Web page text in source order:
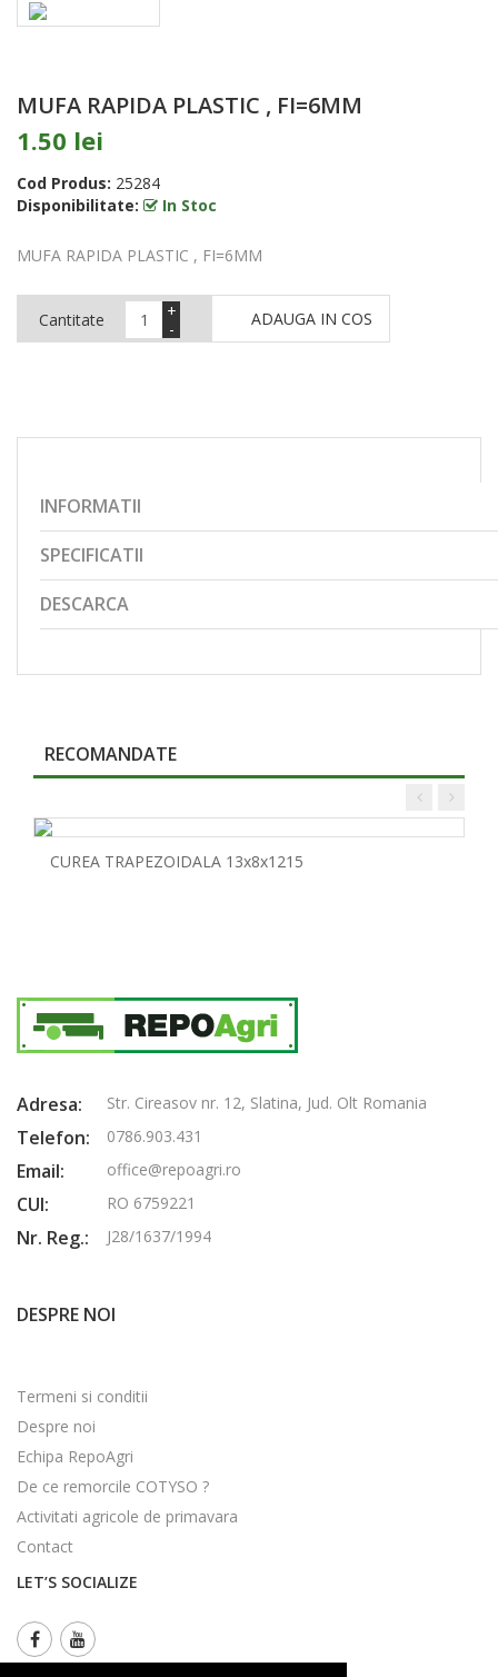
MUFA RAPIDA PLASTIC , FI=6MM
1.50 lei
Cod Produs: 25284
Disponibilitate:
In Stoc
MUFA RAPIDA PLASTIC , FI=6MM
Cantitate -
+ ADAUGA IN COS
INFORMATII
SPECIFICATII
DESCARCA
RECOMANDATE
CUREA TRAPEZOIDALA 13x8x1215
Adresa: Str. Cireasov nr. 12, Slatina, Jud. Olt Romania
Telefon: 0786.903.431
Email: office@repoagri.ro
CUI: RO 6759221
Nr. Reg.: J28/1637/1994
DESPRE NOI
Termeni si conditii
Despre noi
Echipa RepoAgri
De ce remorcile COTYSO ?
Activitati agricole de primavara
Contact
LET’S SOCIALIZE